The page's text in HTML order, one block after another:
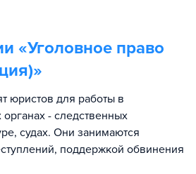
«Уголовное право
»
юристов для работы в
- следственных
судах. Они занимаются
поддержкой обвинения